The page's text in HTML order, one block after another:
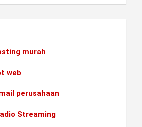
murah
web
perusahaan
Streaming